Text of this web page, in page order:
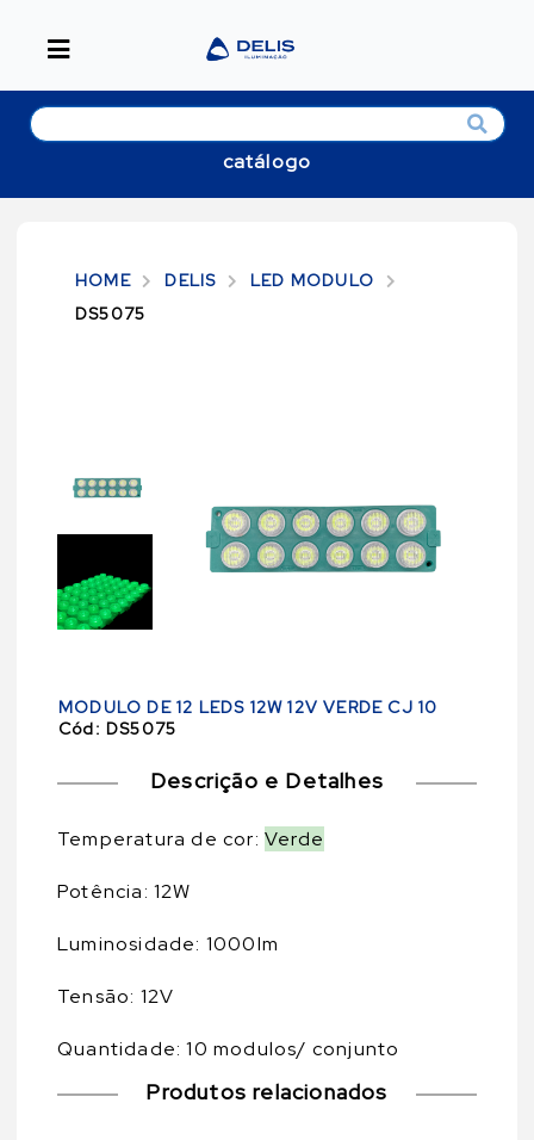
catálogo
HOME DELIS
LED MODULO
DS5075
MODULO DE 12 LEDS 12W 12V VERDE CJ 10
Cód: DS5075
Descrição e Detalhes
Temperatura de cor: Verde
Potência: 12W
Luminosidade: 1000lm
Tensão: 12V
Quantidade: 10 modulos/ conjunto
Produtos relacionados